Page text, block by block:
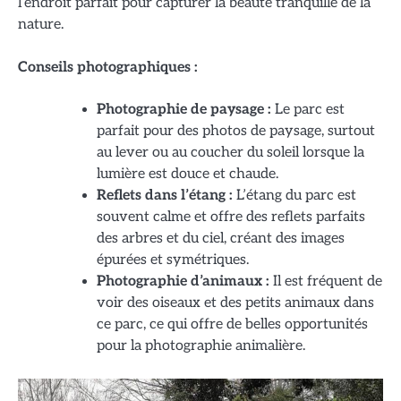
nature.
Conseils photographiques :
Photographie de paysage : Le parc est
parfait pour des photos de paysage, surtout
au lever ou au coucher du soleil lorsque la
lumière est douce et chaude.
Reflets dans l’étang : L’étang du parc est
souvent calme et offre des reflets parfaits
des arbres et du ciel, créant des images
épurées et symétriques.
Photographie d’animaux : Il est fréquent de
voir des oiseaux et des petits animaux dans
ce parc, ce qui offre de belles opportunités
pour la photographie animalière.